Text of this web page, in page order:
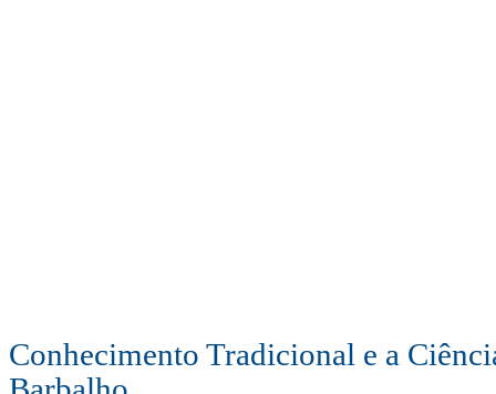
Conhecimento Tradicional e a